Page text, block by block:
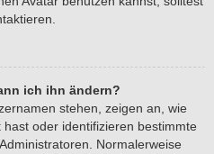
ich ihn ändern?
stehen, zeigen an, wie
oder identifizieren bestimmte
Normalerweise